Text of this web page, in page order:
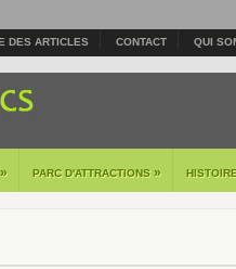
DES ARTICLES CONTACT QUI
» PARC D'ATTRACTIONS »